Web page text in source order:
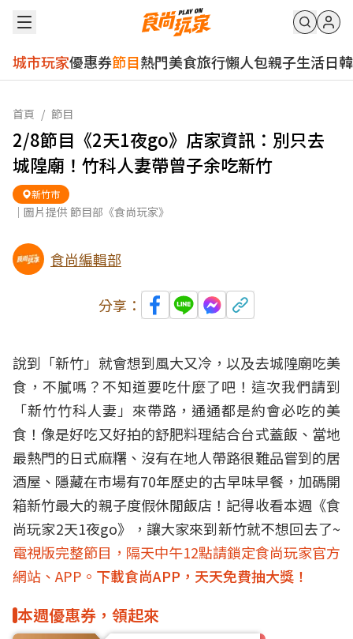
城市玩家優惠券節目熱門美食旅行懶人包親子生活日韓
首頁 / 節目
2/8節目《2天1夜go》店家資訊：別只去
城隍廟！竹科人妻帶曾子余吃新竹
新竹市
｜圖片提供 節目部《食尚玩家》
食尚編輯部
分享：
說到「新竹」就會想到風大又冷，以及去城隍廟吃美
食，不膩嗎？不知道要吃什麼了吧！這次我們請到
「新竹竹科人妻」來帶路，通通都是約會必吃的美
食！像是好吃又好拍的舒肥料理結合台式蓋飯、當地
最熱門的日式麻糬、沒有在地人帶路很難品嘗到的居
酒屋、隱藏在市場有70年歷史的古早味早餐，加碼開
箱新竹最大的親子度假休閒飯店！記得收看本週《食
尚玩家2天1夜go》，讓大家來到新竹就不想回去了~
電視版完整節目，隔天中午12點請鎖定食尚玩家官方
網站、APP。 下載食尚APP，天天免費抽大獎！
本週優惠券，領起來